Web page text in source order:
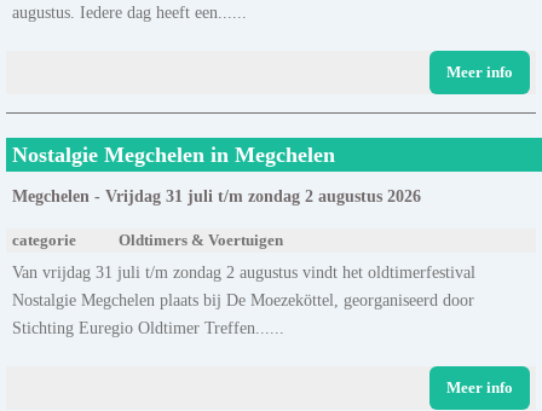
augustus. Iedere dag heeft een......
Meer info
Nostalgie Megchelen in Megchelen
Megchelen - Vrijdag 31 juli t/m zondag 2 augustus 2026
categorie Oldtimers & Voertuigen
Van vrijdag 31 juli t/m zondag 2 augustus vindt het oldtimerfestival
Nostalgie Megchelen plaats bij De Moezeköttel, georganiseerd door
Stichting Euregio Oldtimer Treffen......
Meer info